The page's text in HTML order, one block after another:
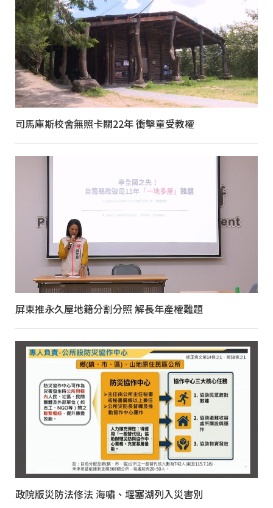
司馬庫斯校舍無照卡關22年 衝擊童受教權
屏東推永久屋地籍分割分照 解長年產權難題
政院版災防法修法 海嘯、堰塞湖列入災害別